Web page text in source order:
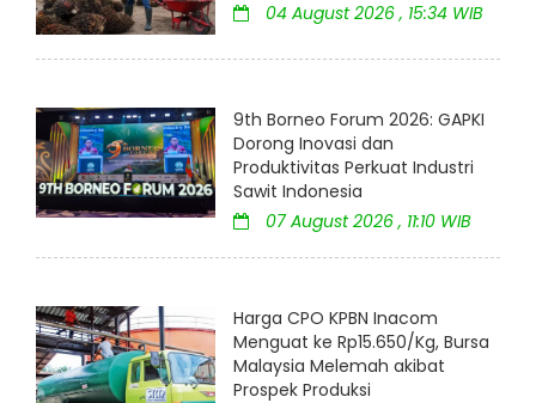
04 August 2026 , 15:34 WIB
9th Borneo Forum 2026: GAPKI
Dorong Inovasi dan
Produktivitas Perkuat Industri
Sawit Indonesia
07 August 2026 , 11:10 WIB
Harga CPO KPBN Inacom
Menguat ke Rp15.650/Kg, Bursa
Malaysia Melemah akibat
Prospek Produksi